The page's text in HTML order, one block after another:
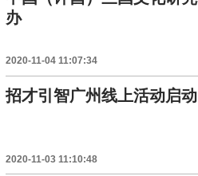
办
2020-11-04 11:07:34
招才引智广州线上活动启
2020-11-03 11:10:48